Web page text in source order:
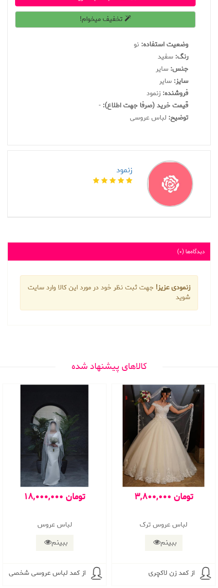
تخفیف میخوام!
وضعیت استفاده: نو
رنگ: سفید
جنس: سایر
سايز: سایر
فروشنده: زنمود
قیمت خرید (صرفا جهت اطلاع): -
توضیح: لباس عروسی
زنمود
دیدگاه‌ها (0)
زنمودی عزیز! جهت ثبت نظر خود در مورد این کالا وارد سایت
شوید
کالاهای پیشنهاد شده
3,800,000 تومان
لباس عروس ترک
ببینم
از کمد زن لاکچری
18,000,000 تومان
لباس عروس
ببینم
از کمد لباس عروسی شخصی